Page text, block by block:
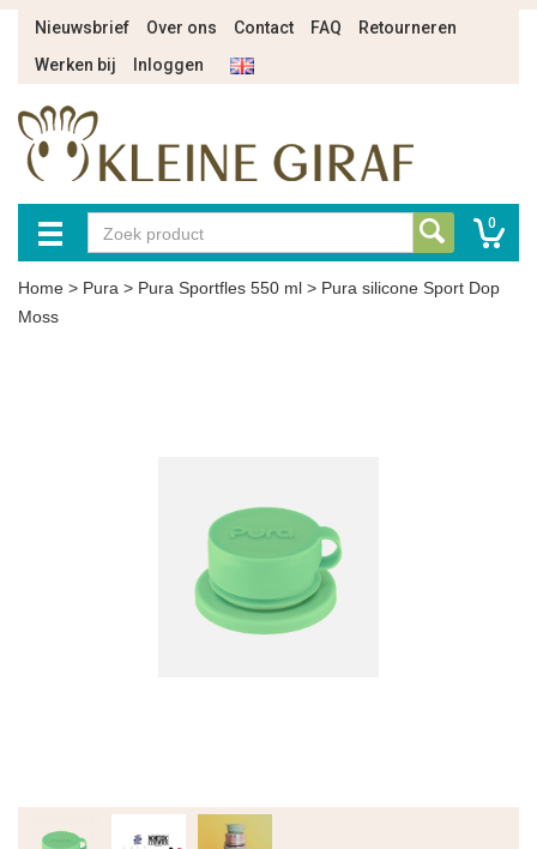
Nieuwsbrief Over ons Contact FAQ
Retourneren
Werken bij
Inloggen
0
Home > Pura > Pura Sportfles 550 ml > Pura silicone Sport Dop
Moss